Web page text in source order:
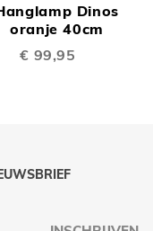
Dinos
oranje 40cm
€ 99,95